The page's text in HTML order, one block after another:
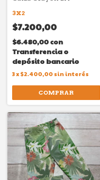
3X2
$7.200,00
$6.480,00con
Transferencia o
depósito bancario
3x$2.400,00sin interés
COMPRAR